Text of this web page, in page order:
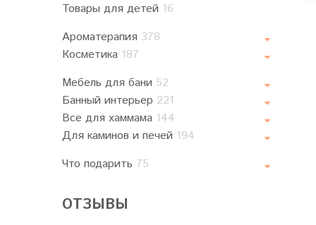
Товары для детей 16
Ароматерапия 378
Косметика 187
Мебель для бани 52
Банный интерьер 221
Все для хаммама 144
Для каминов и печей 194
Что подарить 75
ОТЗЫВЫ